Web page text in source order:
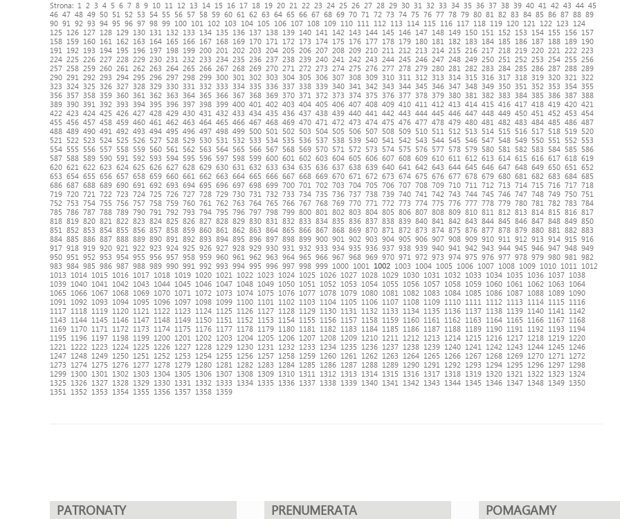
Strona: 1 2 3 4 5 6 7 8 9 10 11 12 13 14 15 16 17 18 19 20 21 22 23 24 25 26 27 28 29 30 31 32 33 34 35 36 37 38 39 40 41 42 43 44 45
46 47 48 49 50 51 52 53 54 55 56 57 58 59 60 61 62 63 64 65 66 67 68 69 70 71 72 73 74 75 76 77 78 79 80 81 82 83 84 85 86 87 88 89
90 91 92 93 94 95 96 97 98 99 100 101 102 103 104 105 106 107 108 109 110 111 112 113 114 115 116 117 118 119 120 121 122 123
124
125
126 127 128 129 130 131 132 133 134 135 136 137 138 139 140 141 142 143 144 145 146 147 148 149 150 151 152 153 154 155 156 157
158 159 160 161 162 163 164 165 166 167 168 169 170 171 172 173 174 175 176 177 178 179 180 181 182 183 184 185 186 187 188 189 190
191
192 193 194 195 196 197 198 199 200 201 202 203 204 205 206 207 208 209 210 211 212 213 214 215 216 217 218 219 220 221 222
223
224 225 226 227 228 229 230 231 232 233 234 235 236 237 238 239 240 241 242 243 244 245 246 247 248 249 250 251 252 253 254 255
256
257 258 259 260 261 262 263 264 265 266 267 268 269 270 271 272 273 274 275 276 277 278 279 280 281 282 283 284 285 286 287 288 289
290 291 292 293 294 295 296 297 298 299 300 301 302 303 304 305 306 307 308 309 310 311 312 313 314 315 316 317 318 319 320 321
322
323
324 325 326 327 328 329 330 331 332 333 334 335 336 337 338 339 340 341 342 343 344 345 346 347 348 349 350 351 352 353 354 355
356 357 358 359 360 361 362 363 364 365 366 367 368 369 370 371 372 373 374 375 376 377 378 379 380 381 382 383 384 385 386 387 388
389 390 391 392 393 394 395 396 397 398 399 400 401 402 403 404 405 406 407 408 409 410 411 412 413 414 415 416 417 418 419 420 421
422 423 424 425 426 427 428 429 430 431 432 433 434 435 436 437 438 439 440 441 442 443 444 445 446 447 448 449 450 451 452 453 454
455 456 457 458 459 460 461 462 463 464 465 466 467 468 469 470 471 472 473 474 475 476 477 478 479 480 481 482 483 484 485 486 487
488 489 490 491 492 493 494 495 496 497 498 499 500 501 502 503 504 505 506 507 508 509 510 511 512 513 514 515 516 517 518 519 520
521
522 523 524 525 526 527 528 529 530 531 532 533 534 535 536 537 538 539 540 541 542 543 544 545 546 547 548 549 550 551 552
553
554 555 556 557 558 559 560 561 562 563 564 565 566 567 568 569 570 571 572 573 574 575 576 577 578 579 580 581 582 583 584 585
586
587 588 589 590 591 592 593 594 595 596 597 598 599 600 601 602 603 604 605 606 607 608 609 610 611 612 613 614 615 616 617 618 619
620 621 622 623 624 625 626 627 628 629 630 631 632 633 634 635 636 637 638 639 640 641 642 643 644 645 646 647 648 649 650 651
652
653 654 655 656 657 658 659 660 661 662 663 664 665 666 667 668 669 670 671 672 673 674 675 676 677 678 679 680 681 682 683 684 685
686 687 688 689 690 691 692 693 694 695 696 697 698 699 700 701 702 703 704 705 706 707 708 709 710 711 712 713 714 715 716 717 718
719 720 721 722 723 724 725 726 727 728 729 730 731 732 733 734 735 736 737 738 739 740 741 742 743 744 745 746 747 748 749 750 751
752 753 754 755 756 757 758 759 760 761 762 763 764 765 766 767 768 769 770 771 772 773 774 775 776 777 778 779 780 781 782 783 784
785 786 787 788 789 790 791 792 793 794 795 796 797 798 799 800 801 802 803 804 805 806 807 808 809 810 811 812 813 814 815 816 817
818 819 820 821 822 823 824 825 826 827 828 829 830 831 832 833 834 835 836 837 838 839 840 841 842 843 844 845 846 847 848 849 850
851
852 853 854 855 856 857 858 859 860 861 862 863 864 865 866 867 868 869 870 871 872 873 874 875 876 877 878 879 880 881 882 883
884 885 886 887 888 889 890 891 892 893 894 895 896 897 898 899 900 901 902 903 904 905 906 907 908 909 910 911 912 913 914 915 916
917 918 919 920 921 922 923 924 925 926 927 928 929 930 931 932 933 934 935 936 937 938 939 940 941 942 943 944 945 946 947 948 949
950 951 952 953 954 955 956 957 958 959 960 961 962 963 964 965 966 967 968 969 970 971 972 973 974 975 976 977 978 979 980 981
982
983 984 985 986 987 988 989 990 991 992 993 994 995 996 997 998 999 1000 1001 1002 1003 1004 1005 1006 1007 1008 1009 1010 1011
1012
1013
1014 1015 1016 1017 1018 1019 1020 1021 1022 1023 1024 1025 1026 1027 1028 1029 1030 1031 1032 1033 1034 1035 1036 1037 1038
1039 1040 1041 1042 1043 1044 1045 1046 1047 1048 1049 1050 1051 1052 1053 1054 1055 1056 1057 1058 1059 1060 1061 1062 1063
1064
1065
1066 1067 1068 1069 1070 1071 1072 1073 1074 1075 1076 1077 1078 1079 1080 1081 1082 1083 1084 1085 1086 1087 1088 1089 1090
1091
1092 1093 1094 1095 1096 1097 1098 1099 1100 1101 1102 1103 1104 1105 1106 1107 1108 1109 1110 1111 1112 1113 1114 1115
1116
1117 1118 1119 1120 1121 1122 1123 1124 1125 1126 1127 1128 1129 1130 1131 1132 1133 1134 1135 1136 1137 1138 1139 1140 1141
1142
1143
1144 1145 1146 1147 1148 1149 1150 1151 1152 1153 1154 1155 1156 1157 1158 1159 1160 1161 1162 1163 1164 1165 1166 1167 1168
1169 1170 1171 1172 1173 1174 1175 1176 1177 1178 1179 1180 1181 1182 1183 1184 1185 1186 1187 1188 1189 1190 1191 1192 1193
1194
1195
1196 1197 1198 1199 1200 1201 1202 1203 1204 1205 1206 1207 1208 1209 1210 1211 1212 1213 1214 1215 1216 1217 1218 1219 1220
1221
1222 1223 1224 1225 1226 1227 1228 1229 1230 1231 1232 1233 1234 1235 1236 1237 1238 1239 1240 1241 1242 1243 1244 1245
1246
1247 1248 1249 1250 1251 1252 1253 1254 1255 1256 1257 1258 1259 1260 1261 1262 1263 1264 1265 1266 1267 1268 1269 1270 1271
1272
1273
1274 1275 1276 1277 1278 1279 1280 1281 1282 1283 1284 1285 1286 1287 1288 1289 1290 1291 1292 1293 1294 1295 1296 1297 1298
1299 1300 1301 1302 1303 1304 1305 1306 1307 1308 1309 1310 1311 1312 1313 1314 1315 1316 1317 1318 1319 1320 1321 1322 1323
1324
1325
1326 1327 1328 1329 1330 1331 1332 1333 1334 1335 1336 1337 1338 1339 1340 1341 1342 1343 1344 1345 1346 1347 1348 1349 1350
1351
1352 1353 1354 1355 1356 1357 1358 1359
PATRONATY PRENUMERATA POMAGAMY